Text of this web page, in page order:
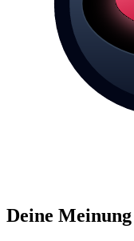
Deine